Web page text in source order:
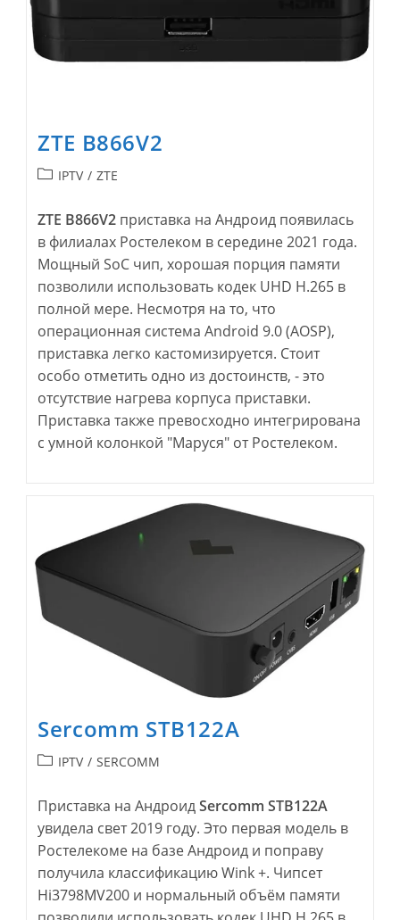
ZTE B866V2
Рубрика
IPTV / ZTE
ZTE B866V2 приставка на Андроид появилась
в филиалах Ростелеком в середине 2021 года.
Мощный SoC чип, хорошая порция памяти
позволили использовать кодек UHD H.265 в
полной мере. Несмотря на то, что
операционная система Android 9.0 (AOSP),
приставка легко кастомизируется. Стоит
особо отметить одно из достоинств, - это
отсутствие нагрева корпуса приставки.
Приставка также превосходно интегрирована
с умной колонкой "Маруся" от Ростелеком.
Sercomm STB122A
Рубрика
IPTV / SERCOMM
Приставка на АндроидSercomm STB122A
увидела свет 2019 году. Это первая модель в
Ростелекоме на базе Андроид и поправу
получила классификацию Wink +. Чипсет
Hi3798MV200 и нормальный объём памяти